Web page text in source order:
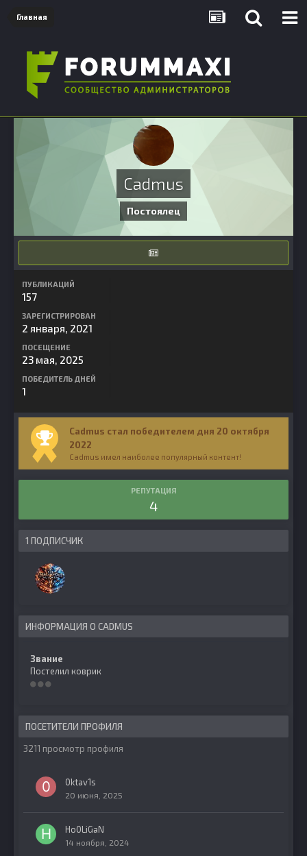
Главная
Cadmus
Постоялец
ПУБЛИКАЦИЙ
157
ЗАРЕГИСТРИРОВАН
2 января, 2021
ПОСЕЩЕНИЕ
23 мая, 2025
ПОБЕДИТЕЛЬ ДНЕЙ
1
Cadmus стал победителем дня 20 октября
2022
Cadmus имел наиболее популярный контент!
РЕПУТАЦИЯ
4
1 ПОДПИСЧИК
ИНФОРМАЦИЯ О CADMUS
Звание
Постелил коврик
ПОСЕТИТЕЛИ ПРОФИЛЯ
3211 просмотр профиля
0ktav1s
20 июня, 2025
Ho0LiGaN
14 ноября, 2024